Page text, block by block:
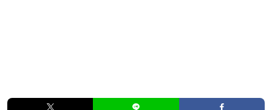
・ノンクレジットオープニング映像 ※第1巻にのみ収録